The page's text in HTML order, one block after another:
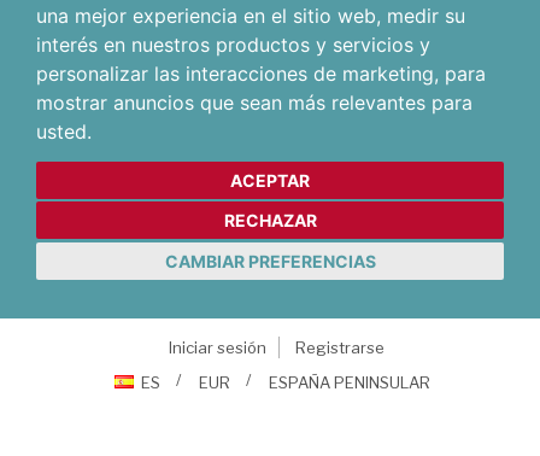
una mejor experiencia en el sitio web, medir su
interés en nuestros productos y servicios y
personalizar las interacciones de marketing, para
mostrar anuncios que sean más relevantes para
usted.
ACEPTAR
RECHAZAR
CAMBIAR PREFERENCIAS
Iniciar sesión
Registrarse
ES
EUR ESPAÑA PENINSULAR